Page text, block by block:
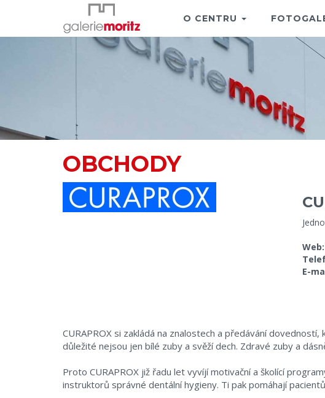
O CENTRU
OBCHODY
Web:
E-
CURAPROX si zakládá na znalostech a předávání
důležité nejsou jen bílé zuby a svěží dech. Zdravé zuby a
Proto CURAPROX již řadu let vyvíjí motivační a školící
instruktorů správné dentální hygieny. Ti pak pomáhají